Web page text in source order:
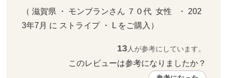
（ 滋賀県 ・ モンブランさん ７０代  女性   ・ 202
3年7月 に ストライプ ・ L をご購入）
13人が参考にしています。
このレビューは参考になりましたか？